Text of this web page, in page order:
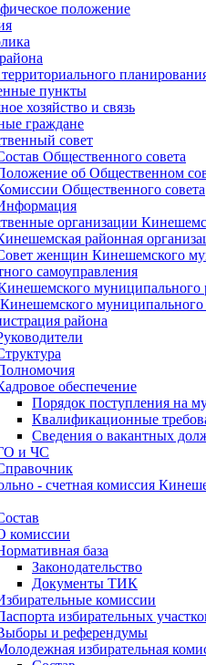
положение
пункты
хозяйство и связь
граждане
совет
Общественного совета
об Общественном
Общественного совета
организации
районная
женщин Кинешемского
самоуправления
муниципального
муниципального
района
обеспечение
Порядок поступления на
Квалификационные
Сведения о вакантных
и ЧС
- счетная комиссия
комиссии
база
Законодательство
Документы ТИК
комиссии
избирательных
и референдумы
избирательная